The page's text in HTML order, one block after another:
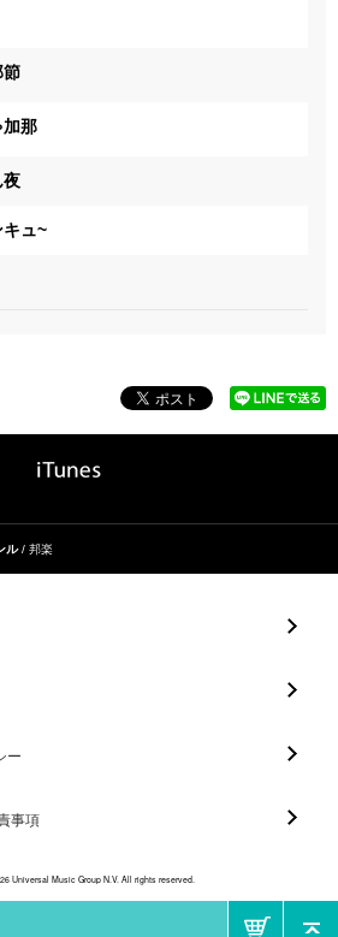
節
加那
夜
キュ~
ル 邦楽
ー
事項
Universal Music Group N.V. All rights reserved.